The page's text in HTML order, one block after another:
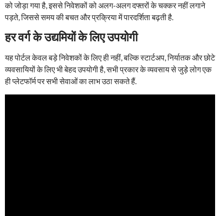
को जोड़ा गया है, इससे निवेशकों को अलग-अलग दफ्तरों के चक्कर नहीं लगाने
पड़ते, जिससे समय की बचत और प्रक्रिया में पारदर्शिता बढ़ती है.
हर वर्ग के उद्यमियों के लिए उपयोगी
यह पोर्टल केवल बड़े निवेशकों के लिए ही नहीं, बल्कि स्टार्टअप, निर्यातक और छोटे
व्यवसायियों के लिए भी बेहद उपयोगी है, सभी प्रकार के व्यवसाय से जुड़े लोग एक
ही प्लेटफॉर्म पर सभी सेवाओं का लाभ उठा सकते हैं.